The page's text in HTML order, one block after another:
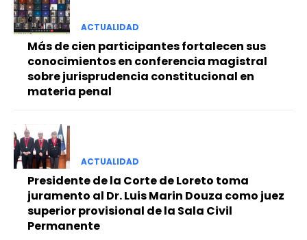
ACTUALIDAD
Más de cien participantes fortalecen sus
conocimientos en conferencia magistral
sobre jurisprudencia constitucional en
materia penal
ACTUALIDAD
Presidente de la Corte de Loreto toma
juramento al Dr. Luis Marin Douza como juez
superior provisional de la Sala Civil
Permanente